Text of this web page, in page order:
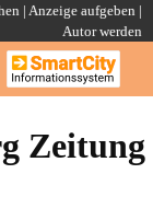
| Anzeige aufgeben |
Autor werden
Zeitung